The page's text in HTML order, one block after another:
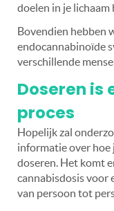
doelen in je lichaam
Bovendien hebben
endocannabinoïde
verschillende
Doseren is
proces
Hopelijk zal
informatie over hoe
doseren. Het komt
cannabisdosis voor
van persoon tot